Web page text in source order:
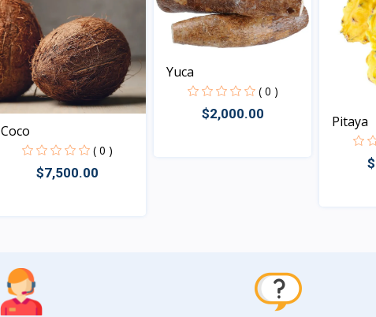
Coco
( 0 )
$7,500.00
Yuca
( 0 )
$2,000.00 Pitaya